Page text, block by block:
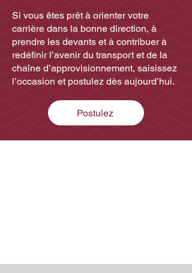
Si vous êtes prêt à orienter votre
carrière dans la bonne direction, à
prendre les devants et à contribuer à
redéfinir l’avenir du transport et de la
chaîne d’approvisionnement, saisissez
l’occasion et postulez dès aujourd’hui.
Postulez